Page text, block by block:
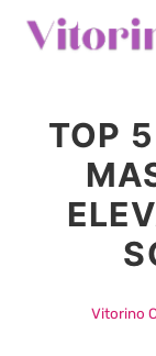
TOP
Vitorino